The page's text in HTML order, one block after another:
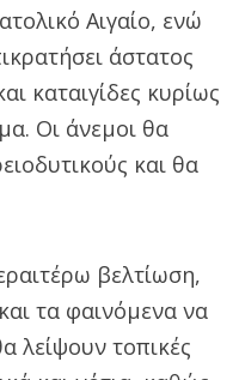
Αιγαίο, ενώ
άστατος
καταιγίδες κυρίως
Οι άνεμοι θα
και θα
βελτίωση,
τα φαινόμενα να
λείψουν τοπικές